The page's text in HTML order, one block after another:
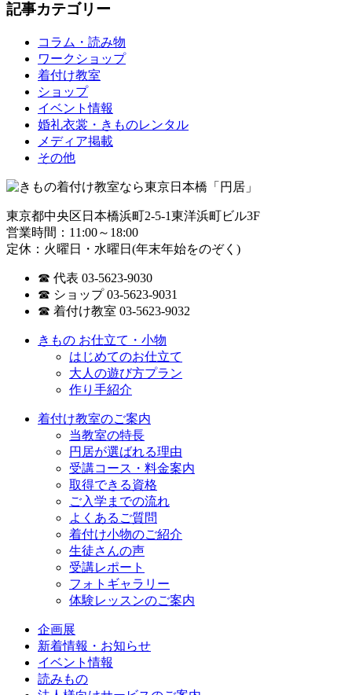
記事カテゴリー
コラム・読み物
ワークショップ
着付け教室
ショップ
イベント情報
婚礼衣裳・きものレンタル
メディア掲載
その他
東京都中央区日本橋浜町2-5-1東洋浜町ビル3F
営業時間：11:00～18:00
定休：火曜日・水曜日(年末年始をのぞく)
☎ 代表 03-5623-9030
☎ ショップ 03-5623-9031
☎ 着付け教室 03-5623-9032
きもの お仕立て・小物
はじめてのお仕立て
大人の遊び方プラン
作り手紹介
着付け教室のご案内
当教室の特長
円居が選ばれる理由
受講コース・料金案内
取得できる資格
ご入学までの流れ
よくあるご質問
着付け小物のご紹介
生徒さんの声
受講レポート
フォトギャラリー
体験レッスンのご案内
企画展
新着情報・お知らせ
イベント情報
読みもの